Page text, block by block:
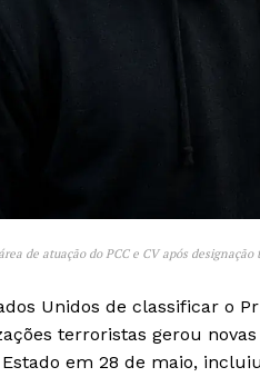
de atuação do PCC e CV após
Unidos de classificar o
terroristas gerou
em 28 de maio,